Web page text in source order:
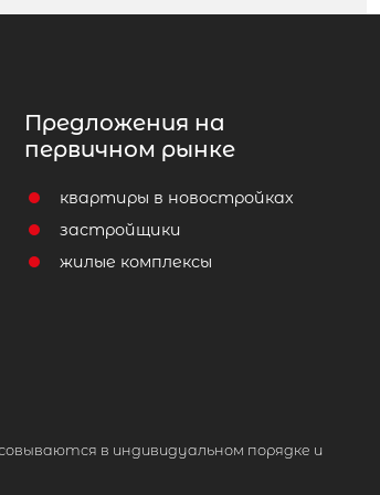
Предложения на
первичном рынке
квартиры в новостройках
застройщики
жилые комплексы
в индивидуальном порядке и